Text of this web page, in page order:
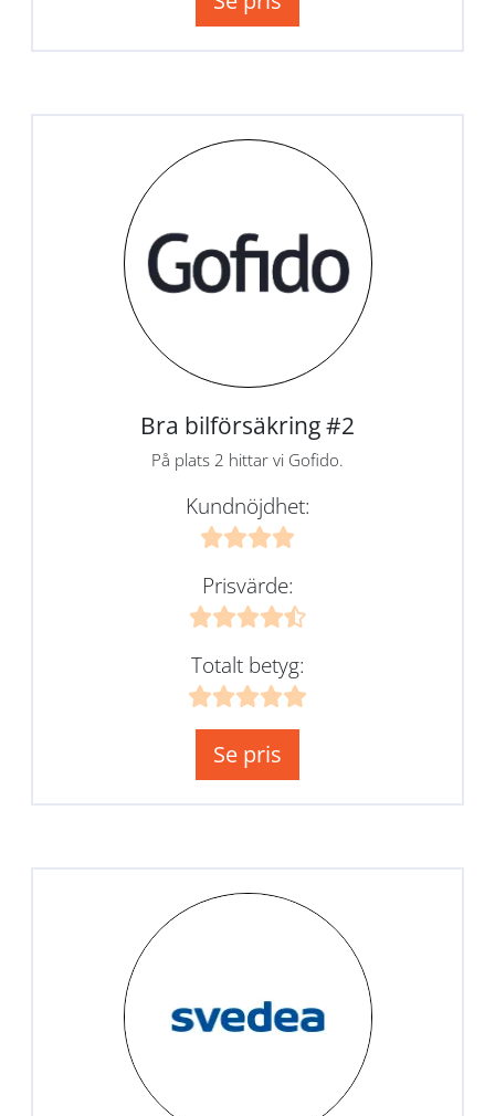
Bra bilförsäkring #2
På plats 2 hittar vi Gofido.
Kundnöjdhet:
Prisvärde:
Totalt betyg:
Se pris